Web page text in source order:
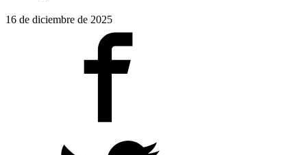
16 de diciembre de 2025